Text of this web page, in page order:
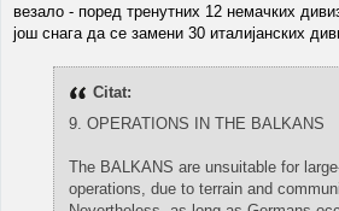
везало - поред тренутних 12 немачких
још снага да се замени 30 италијанских
Citat:
9. OPERATIONS IN THE BALKANS
The BALKANS are unsuitable for
operations, due to terrain and